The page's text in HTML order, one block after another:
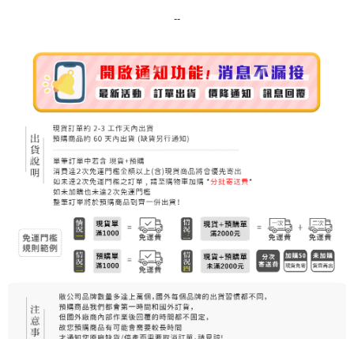
全家取貨付款
每筆NT$80，滿NT$999(含以上)免運費
每筆NT$80，滿NT$999(含以上)免運費
7-11取貨付款
每筆NT$80，滿NT$999(含以上)免運費
7-11純取貨 (先付款
每筆NT$80，滿NT$999(含以上)免運費
每筆NT$100，滿NT$999(含以上)免運費
離島宅配（澎湖、金門、馬祖、小琉球）
--